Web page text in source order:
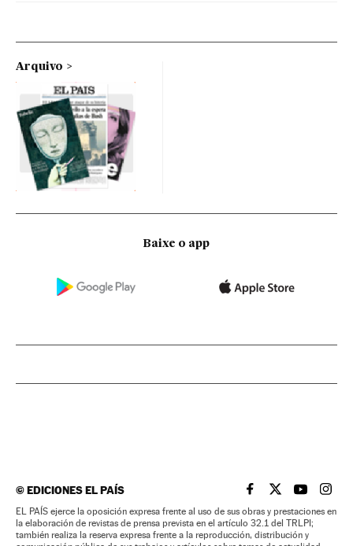
Arquivo
Baixe o app
©EDICIONES EL PAÍS EL PAÍS BRASIL EN
EL PAÍSEL PAÍS
EL
EL PAÍS ejerce la oposición expresa frente al uso de sus obras y prestaciones en
la elaboración de revistas de prensa prevista en el artículo 32.1 del TRLPI;
también realiza la reserva expresa frente a la reproducción, distribución y